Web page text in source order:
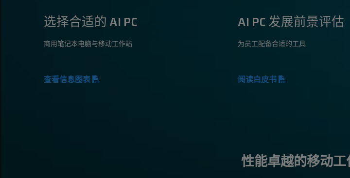
选择合适的 AI PC
商用笔记本电脑与移动工作站
查看信息图表
AI PC 发展前景评估
为员工配备合适的工具
阅读白皮书
性能卓越的移动